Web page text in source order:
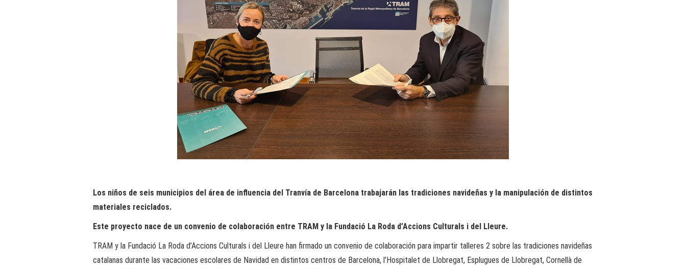
Los niños de seis municipios del área de influencia del Tranvía de Barcelona trabajarán las tradiciones navideñas y la manipulación de distintos
materiales reciclados.
Este proyecto nace de un convenio de colaboración entre TRAM y la Fundació La Roda d’Accions Culturals i del Lleure.
TRAM y la Fundació La Roda d’Accions Culturals i del Lleure han firmado un convenio de colaboración para impartir talleres 2 sobre las tradiciones navideñas
catalanas durante las vacaciones escolares de Navidad en distintos centros de Barcelona, l’Hospitalet de Llobregat, Esplugues de Llobregat, Cornellà de